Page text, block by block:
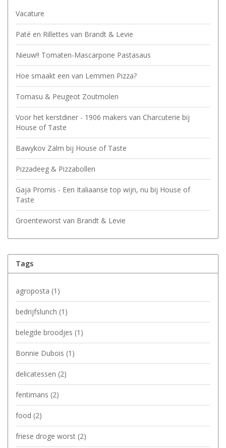
Vacature
Paté en Rillettes van Brandt & Levie
Nieuw!! Tomaten-Mascarpone Pastasaus
Hoe smaakt een van Lemmen Pizza?
Tomasu & Peugeot Zoutmolen
Voor het kerstdiner - 1906 makers van Charcuterie bij
House of Taste
Bawykov Zalm bij House of Taste
Pizzadeeg & Pizzabollen
Gaja Promis - Een Italiaanse top wijn, nu bij House of
Taste
Groenteworst van Brandt & Levie
Tags
agroposta (1)
bedrijfslunch (1)
belegde broodjes (1)
Bonnie Dubois (1)
delicatessen (2)
fentimans (2)
food (2)
friese droge worst (2)